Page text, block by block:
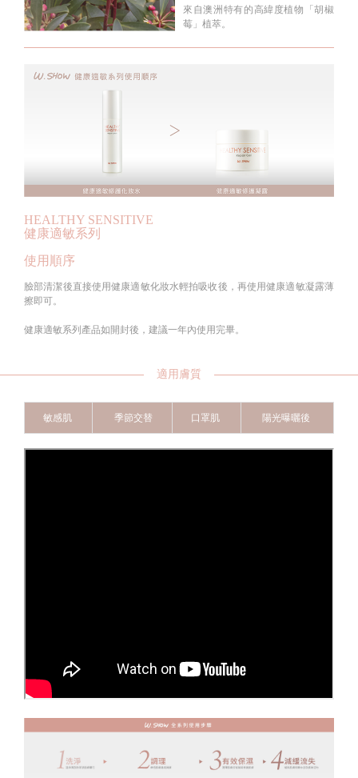
來自澳洲特有的高緯度植物「胡椒
莓」植萃。
HEALTHY SENSITIVE
健康適敏系列
使用順序
臉部清潔後直接使用健康適敏化妝水輕拍吸收後，再使用健康適敏凝露薄
擦即可。
健康適敏系列產品如開封後，建議一年內使用完畢。
適用膚質
敏感肌 季節交替 口罩肌 陽光曝曬後